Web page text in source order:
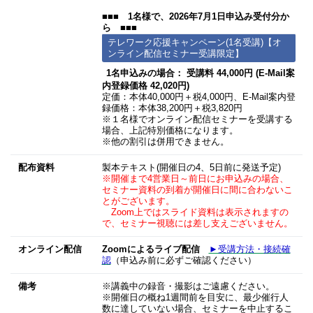
■■■ 1名様で、2026年7月1日申込み受付分か
ら ■■■
テレワーク応援キャンペーン(1名受講)【オ
ンライン配信セミナー受講限定】
1名申込みの場合： 受講料 44,000円 (E-Mail案
内登録価格 42,020円)
定価：本体40,000円＋税4,000円、E-Mail案内登
録価格：本体38,200円＋税3,820円
※１名様でオンライン配信セミナーを受講する
場合、上記特別価格になります。
※他の割引は併用できません。
配布資料
製本テキスト(開催日の4、5日前に発送予定)
※開催まで4営業日～前日にお申込みの場合、
セミナー資料の到着が開催日に間に合わないこ
とがございます。
Zoom上ではスライド資料は表示されますの
で、セミナー視聴には差し支えございません。
オンライン配信 Zoomによるライブ配信
►受講方法・接続確
認（申込み前に必ずご確認ください）
備考
※講義中の録音・撮影はご遠慮ください。
※開催日の概ね1週間前を目安に、最少催行人
数に達していない場合、セミナーを中止するこ